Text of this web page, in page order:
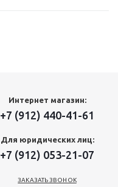
Интернет магазин:
+7 (912) 440-41-61
Для юридических лиц:
+7 (912) 053-21-07
ЗАКАЗАТЬ ЗВОНОК